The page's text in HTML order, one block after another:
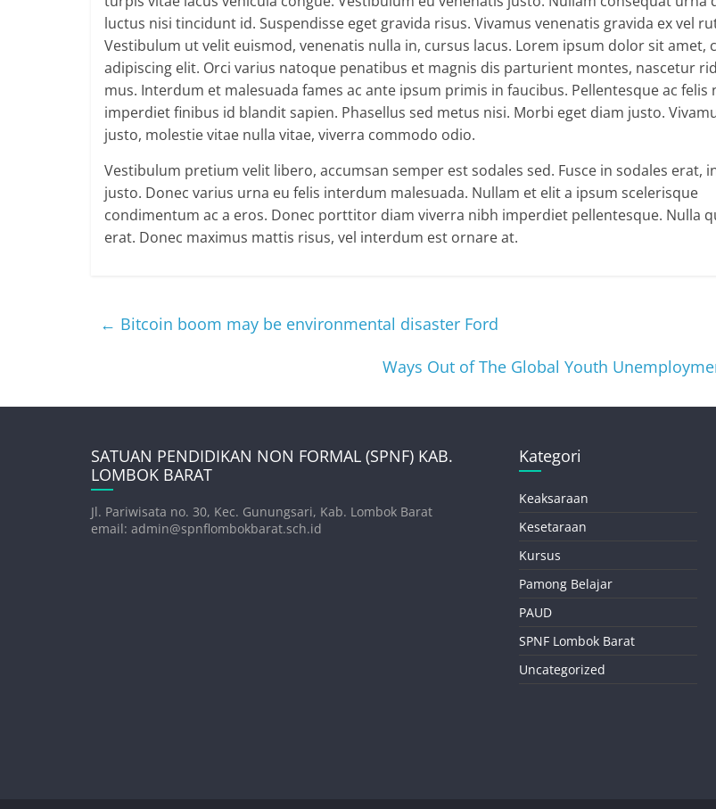
luctus nisi tincidunt id. Suspendisse eget gravida risus. Vivamus venenatis gravida ex vel
Vestibulum ut velit euismod, venenatis nulla in, cursus lacus. Lorem ipsum dolor sit amet,
adipiscing elit. Orci varius natoque penatibus et magnis dis parturient montes, nascetur
mus. Interdum et malesuada fames ac ante ipsum primis in faucibus. Pellentesque ac felis
imperdiet finibus id blandit sapien. Phasellus sed metus nisi. Morbi eget diam justo.
justo, molestie vitae nulla vitae, viverra commodo odio.
Vestibulum pretium velit libero, accumsan semper est sodales sed. Fusce in sodales erat,
justo. Donec varius urna eu felis interdum malesuada. Nullam et elit a ipsum scelerisque
condimentum ac a eros. Donec porttitor diam viverra nibh imperdiet pellentesque. Nulla
erat. Donec maximus mattis risus, vel interdum est ornare at.
← Bitcoin boom may be environmental disaster Ford
Ways Out of The Global Youth
SATUAN PENDIDIKAN NON FORMAL (SPNF) KAB.
LOMBOK BARAT
Jl. Pariwisata no. 30, Kec. Gunungsari, Kab. Lombok Barat
email: admin@spnflombokbarat.sch.id
Kategori
Keaksaraan
Kesetaraan
Kursus
Pamong Belajar
PAUD
SPNF Lombok Barat
Uncategorized